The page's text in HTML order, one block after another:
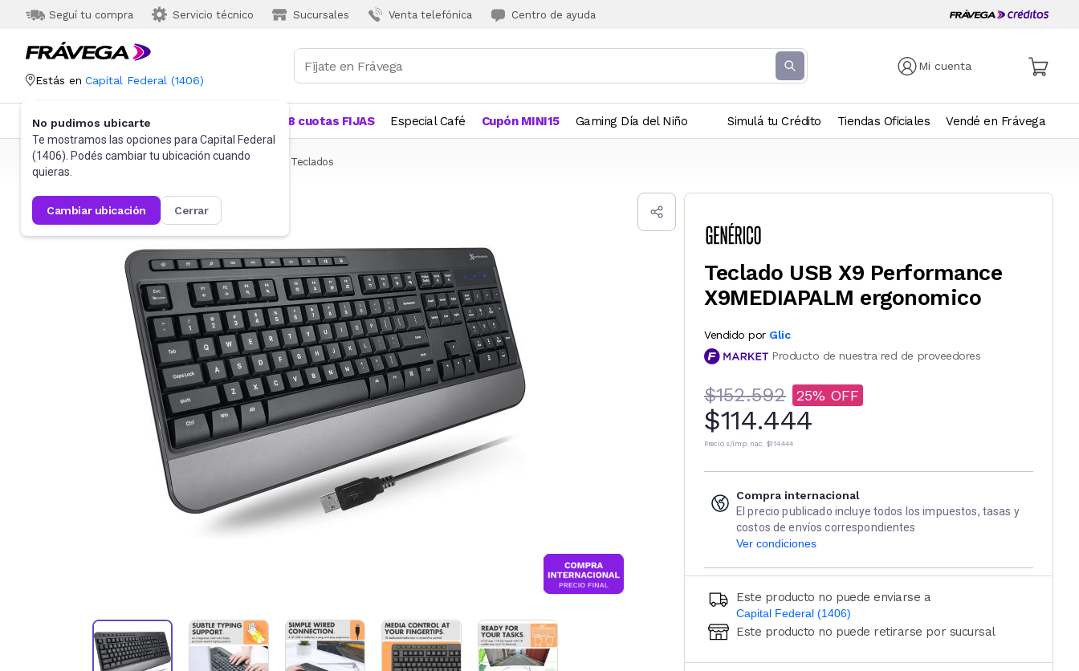
Seguí tu compra Servicio técnico Sucursales Venta telefónica Centro de ayuda
Mi cuenta
Estás en Capital Federal (1406)
No pudimos ubicarte
Te mostramos las opciones para Capital Federal
(1406). Podés cambiar tu ubicación cuando
quieras.
cambiar ubicación cerrar
Categorías Más Vendidos 18 cuotas FIJAS Especial Café Cupón MINI15 Gaming Día del Niño Simulá tu Crédito Tiendas Oficiales Vendé en Frávega
Frávega Informática Accesorios de Informática Teclados
Teclado USB X9 Performance
X9MEDIAPALM ergonomico
Vendido por Glic
Producto de nuestra red de proveedores
$152.592 25
$114.444
Precio s/imp. nac. $114.444
Compra internacional
El precio publicado incluye todos los impuestos, tasas y
costos de envíos correspondientes
Ver condiciones
Este producto no puede enviarse a
Capital Federal (1406)
Ingresá código postal (sólo números)
CALCULAR
Este producto no puede retirarse por sucursal